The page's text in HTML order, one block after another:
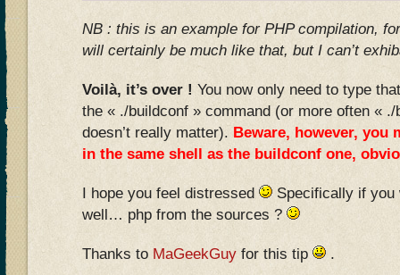
NB : this is an example for PHP compilation,
will certainly be much like that, but I can’t
Voilà, it’s over ! You now only need to type
the « ./buildconf » command (or more often «
doesn’t really matter). Beware, however, you
in the same shell as the buildconf one,
I hope you feel distressed
Specifically if
well… php from the sources ?
Thanks to MaGeekGuy for this tip .